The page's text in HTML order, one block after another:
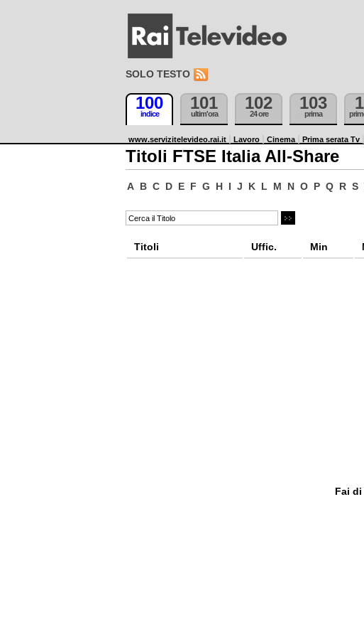
SOLO TESTO
100
indice
101
ultim'ora
102
24 ore
103
prima
www.servizitelevideo.rai.it Lavoro Cinema Prima serata Tv
Titoli FTSE Italia All-Share
A B C D E F G H I J K L M N O P Q R S
Titoli Uffic. Min
Fai di